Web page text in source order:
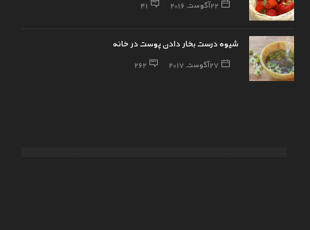
22 آگوست, 2016 41
شیوه درست بخار دادن پوست در خانه
27 آگوست, 2017 262